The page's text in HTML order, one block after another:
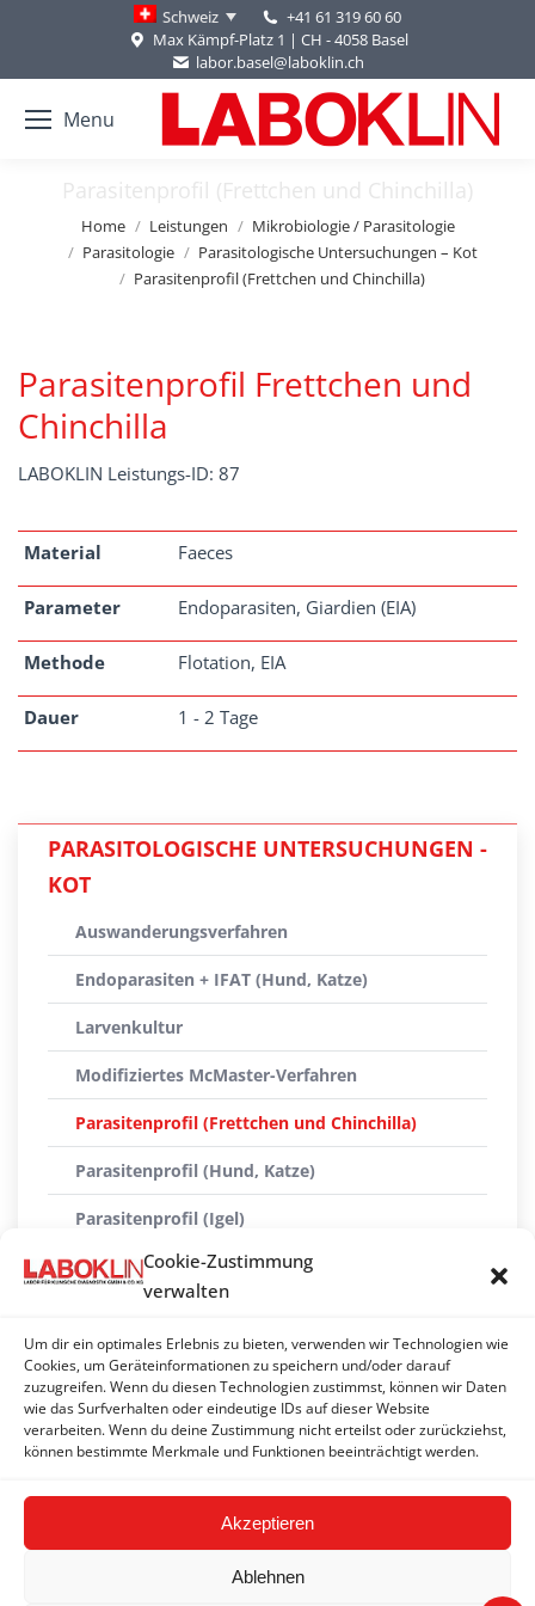
Cookie-Zustimmung
verwalten
Um dir ein optimales Erlebnis zu bieten, verwenden wir Technologien wie
Cookies, um Geräteinformationen zu speichern und/oder darauf
zuzugreifen. Wenn du diesen Technologien zustimmst, können wir Daten
wie das Surfverhalten oder eindeutige IDs auf dieser Website
verarbeiten. Wenn du deine Zustimmung nicht erteilst oder zurückziehst,
können bestimmte Merkmale und Funktionen beeinträchtigt werden.
Akzeptieren
Ablehnen
Schweiz
+41 61 319 60 60
Max Kämpf-Platz 1 | CH - 4058 Basel
labor.basel@laboklin.ch
Menu
Parasitenprofil (Frettchen und Chinchilla)
You are here:
Home Leistungen
Mikrobiologie / Parasitologie
Parasitologie
Parasitologische Untersuchungen – Kot
Parasitenprofil (Frettchen und Chinchilla)
Parasitenprofil Frettchen und
Chinchilla
LABOKLIN Leistungs-ID: 87
Material Faeces
Parameter Endoparasiten, Giardien (EIA)
Methode Flotation, EIA
Dauer 1 - 2 Tage
PARASITOLOGISCHE UNTERSUCHUNGEN -
KOT
Auswanderungsverfahren
Endoparasiten + IFAT (Hund, Katze)
Larvenkultur
Modifiziertes McMaster-Verfahren
Parasitenprofil (Frettchen und Chinchilla)
Parasitenprofil (Hund, Katze)
Parasitenprofil (Igel)
Parasitenprofil (Pferd, Kameliden, Nutztiere)
Parasitologische Untersuchung (Endoparasiten)
Reptilien-Parasiten
Wiederkäuer-Parasiten